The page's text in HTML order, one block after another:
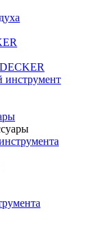
инструмент